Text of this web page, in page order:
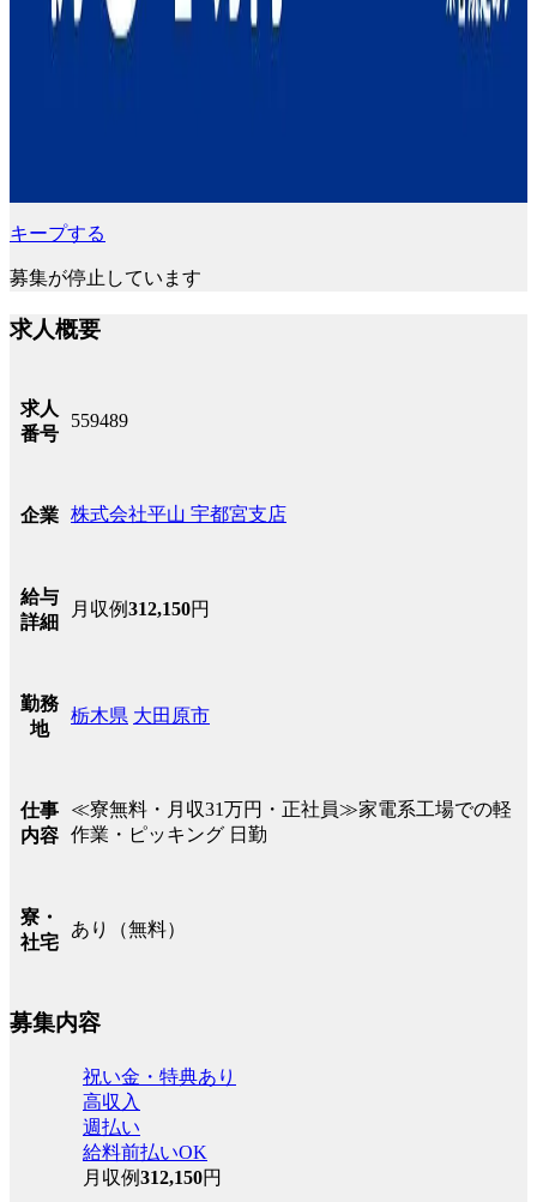
キープする
募集が停止しています
求人概要
求人
番号
559489
企業 株式会社平山 宇都宮支店
給与
詳細
月収例312,150円
勤務
地
栃木県 大田原市
仕事
内容
≪寮無料・月収31万円・正社員≫家電系工場での軽
作業・ピッキング 日勤
寮・
社宅
あり（無料）
募集内容
祝い金・特典あり
高収入
週払い
給料前払いOK
月収例312,150円